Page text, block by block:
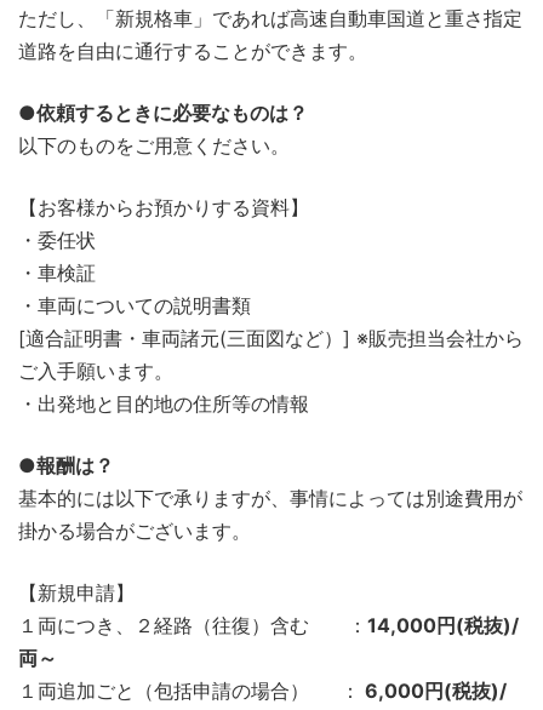
ただし、「新規格車」であれば高速自動車国道と重さ指定
道路を自由に通行することができます。
●依頼するときに必要なものは？
以下のものをご用意ください。
【お客様からお預かりする資料】
・委任状
・車検証
・車両についての説明書類
[適合証明書・車両諸元(三面図など）] ※販売担当会社から
ご入手願います。
・出発地と目的地の住所等の情報
●報酬は？
基本的には以下で承りますが、事情によっては別途費用が
掛かる場合がございます。
【新規申請】
１両につき、２経路（往復）含む ： 14,000円(税抜)/
両～
１両追加ごと（包括申請の場合） ： 6,000円(税抜)/